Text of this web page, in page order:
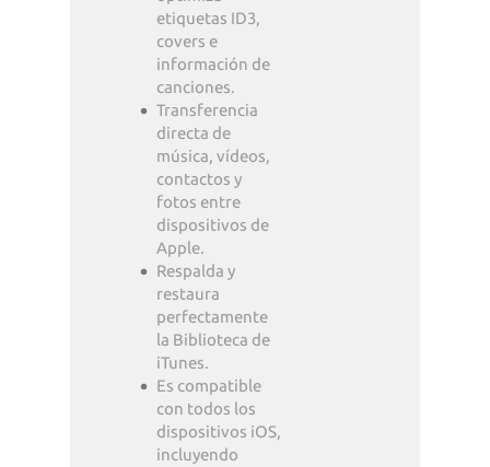
etiquetas ID3,
covers e
información de
canciones.
Transferencia
directa de
música, vídeos,
contactos y
fotos entre
dispositivos de
Apple.
Respalda y
restaura
perfectamente
la Biblioteca de
iTunes.
Es compatible
con todos los
dispositivos iOS,
incluyendo